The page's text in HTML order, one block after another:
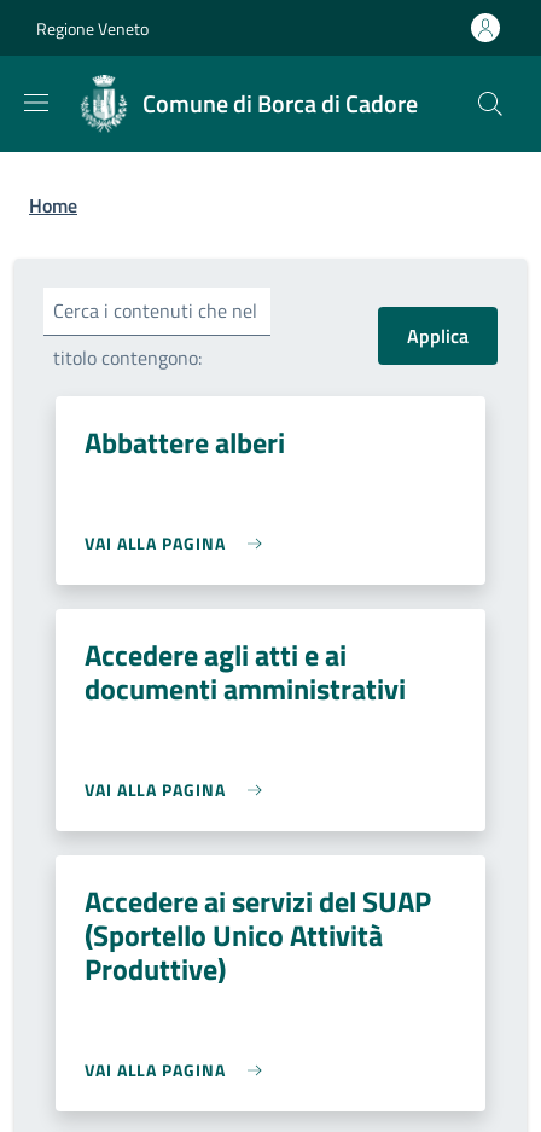
Regione Veneto
Comune di Borca di Cadore
Briciole di pane
Home
Cerca i contenuti che nel
titolo contengono:
Abbattere alberi
VAI ALLA PAGINA
Accedere agli atti e ai
documenti amministrativi
VAI ALLA PAGINA
Accedere ai servizi del SUAP
(Sportello Unico Attività
Produttive)
VAI ALLA PAGINA